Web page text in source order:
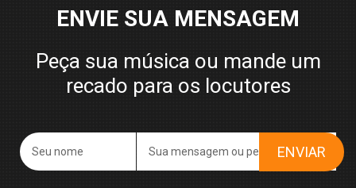
ENVIE SUA MENSAGEM
Peça sua música ou mande um
recado para os locutores
ENVIAR